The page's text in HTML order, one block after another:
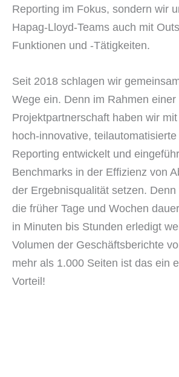
Reporting im Fokus, sondern wir
Hapag-Lloyd-Teams auch mit
Funktionen und -Tätigkeiten.
Seit 2018 schlagen wir
Wege ein. Denn im Rahmen einer
Projektpartnerschaft haben wir
hoch-innovative,
Reporting entwickelt und
Benchmarks in der Effizienz von
der Ergebnisqualität setzen.
die früher Tage und Wochen
in Minuten bis Stunden erledigt
Volumen der Geschäftsberichte
mehr als 1.000 Seiten ist das ein
Vorteil!